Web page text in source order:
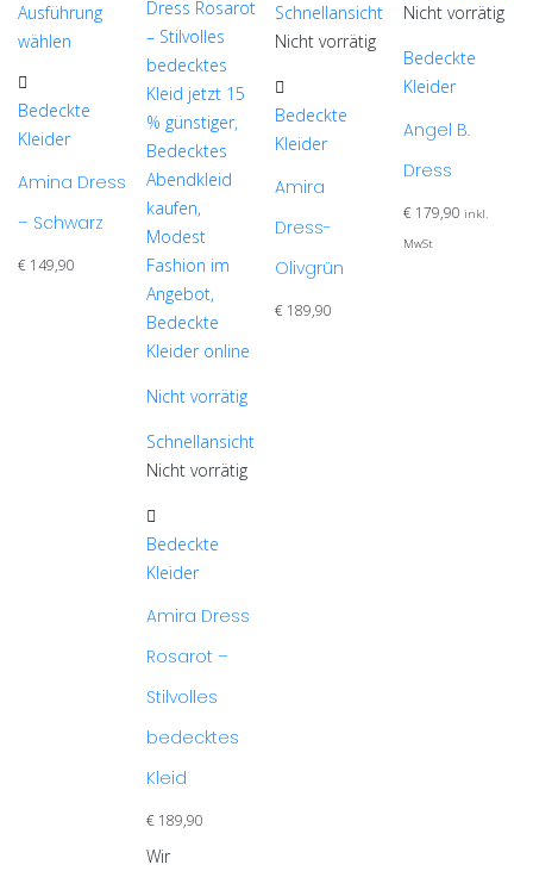
Ausführung
wählen
Varianten
auf.
Optionen
Bedeckte
Kleider
Amina Dress
– Schwarz
€ 149,90
Nicht vorrätig
Schnellansicht
Nicht vorrätig
Dieses
Produkt
weist
Varianten
auf.
Die
können
auf
Produktseite
gewählt
Bedeckte
Kleider
Amira Dress
Rosarot –
Stilvolles
bedecktes
Kleid
€ 189,90
Wir
Schnellansicht
Nicht vorrätig
Dieses
Produkt
weist
Varianten
auf.
Die
Optionen
können
Bedeckte
Kleider
Amira
Dress-
Olivgrün
€ 189,90
Nicht vorrätig
Bedeckte
Kleider
Angel B.
Dress
€ 179,90 inkl.
MwSt